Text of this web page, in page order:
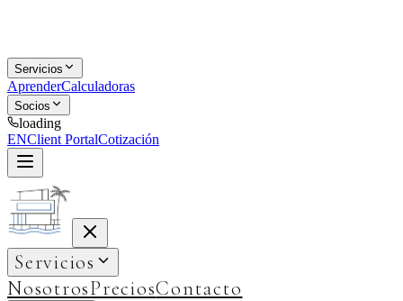
Servicios
AprenderCalculadoras
Socios
loading
ENClient PortalCotización
Servicios
NosotrosPreciosContacto